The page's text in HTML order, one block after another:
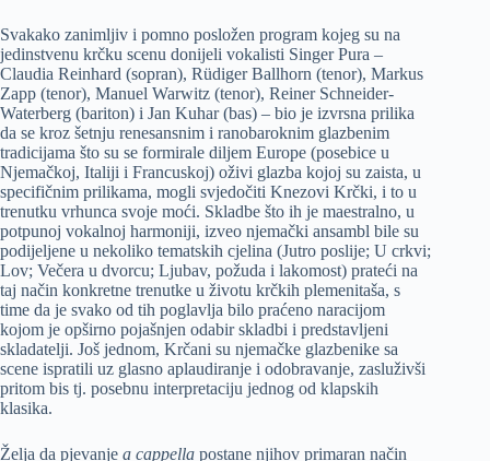
Svakako zanimljiv i pomno posložen program kojeg su na
jedinstvenu krčku scenu donijeli vokalisti Singer Pura –
Claudia Reinhard (sopran), Rüdiger Ballhorn (tenor), Markus
Zapp (tenor), Manuel Warwitz (tenor), Reiner Schneider-
Waterberg (bariton) i Jan Kuhar (bas) – bio je izvrsna prilika
da se kroz šetnju renesansnim i ranobaroknim glazbenim
tradicijama što su se formirale diljem Europe (posebice u
Njemačkoj, Italiji i Francuskoj) oživi glazba kojoj su zaista, u
specifičnim prilikama, mogli svjedočiti Knezovi Krčki, i to u
trenutku vrhunca svoje moći. Skladbe što ih je maestralno, u
potpunoj vokalnoj harmoniji, izveo njemački ansambl bile su
podijeljene u nekoliko tematskih cjelina (Jutro poslije; U crkvi;
Lov; Večera u dvorcu; Ljubav, požuda i lakomost) prateći na
taj način konkretne trenutke u životu krčkih plemenitaša, s
time da je svako od tih poglavlja bilo praćeno naracijom
kojom je opširno pojašnjen odabir skladbi i predstavljeni
skladatelji. Još jednom, Krčani su njemačke glazbenike sa
scene ispratili uz glasno aplaudiranje i odobravanje, zasluživši
pritom bis tj. posebnu interpretaciju jednog od klapskih
klasika.
Želja da pjevanje a cappella postane njihov primaran način